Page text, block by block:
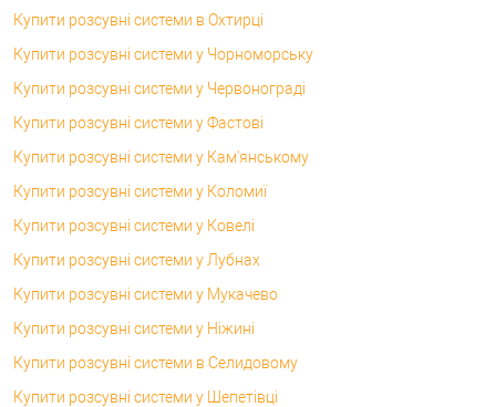
Купити розсувні системи в Охтирці
Купити розсувні системи у Чорноморську
Купити розсувні системи у Червонограді
Купити розсувні системи у Фастові
Купити розсувні системи у Кам'янському
Купити розсувні системи у Коломиї
Купити розсувні системи у Ковелі
Купити розсувні системи у Лубнах
Купити розсувні системи у Мукачево
Купити розсувні системи у Ніжині
Купити розсувні системи в Селидовому
Купити розсувні системи у Шепетівці